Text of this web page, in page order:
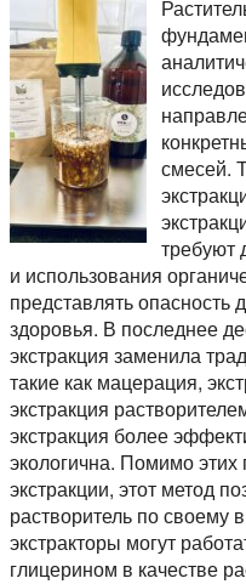
смесей.
требуют
и использования
представлять
здоровья. В последнее
экстракция заменила
такие как мацерация,
экстракция
экстракция более
экологична. Помимо этих
экстракции, этот метод
растворитель по своему
экстракторы могут
глицерином в качестве